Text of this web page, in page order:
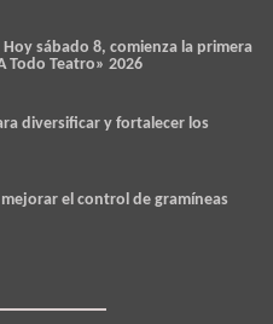
sábado 8, comienza la primera
Todo Teatro» 2026
diversificar y fortalecer los
el control de gramíneas